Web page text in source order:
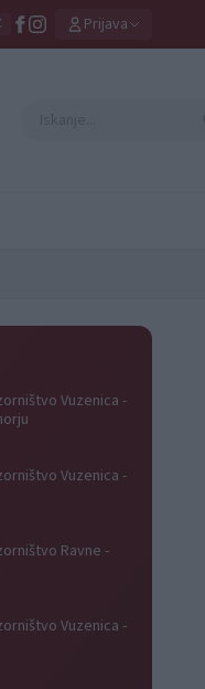
Prijava
Vuzenica -
Vuzenica -
Ravne -
Vuzenica -